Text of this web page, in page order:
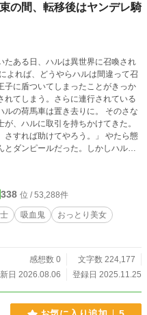
の間、転移後はヤンデレ騎
たある日、ハルは異世界に召喚され
子に盾ついてしまったことがきっか
れてしまう。さらに連行されている
ルの荷馬車は置き去りに。 そのさな
、ハルに取引を持ちかけてきた。
れば助けてやろう。」 やたら態
とダンピールだった。しかしハルの
ールはハルを連れ帰って？ いっそ
『体液』（バフ）と『癒し』を与
ラピストを目指します！
338 位 / 53,288件
吸血鬼
おっとり美女
感想数 0
文字数 224,177
日 2026.08.06
登録日 2025.11.25